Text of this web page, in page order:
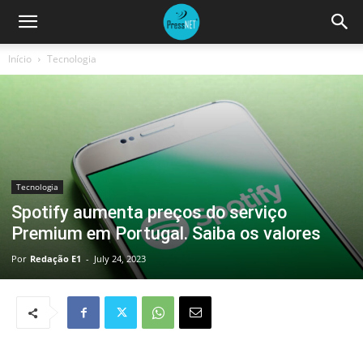
Início Tecnologia
Tecnologia
Spotify aumenta preços do serviço
Premium em Portugal. Saiba os valores
Por Redação E1 - July 24, 2023